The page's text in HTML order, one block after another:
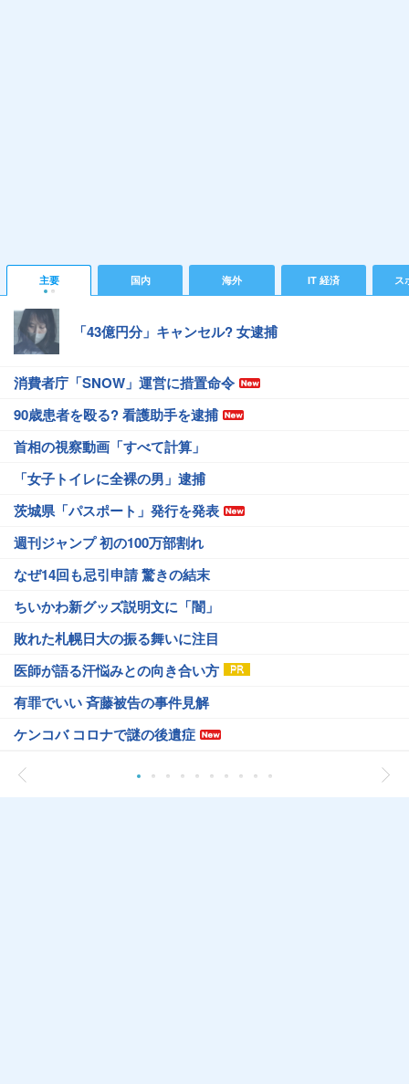
主要 国内 海外 IT 経済 ス
「43億円分」キャンセル? 女逮捕
消費者庁「SNOW」運営に措置命令
90歳患者を殴る? 看護助手を逮捕
首相の視察動画「すべて計算」
「女子トイレに全裸の男」逮捕
茨城県「パスポート」発行を発表
週刊ジャンプ 初の100万部割れ
なぜ14回も忌引申請 驚きの結末
ちいかわ新グッズ説明文に「闇」
敗れた札幌日大の振る舞いに注目
医師が語る汗悩みとの向き合い方
有罪でいい 斉藤被告の事件見解
ケンコバ コロナで謎の後遺症